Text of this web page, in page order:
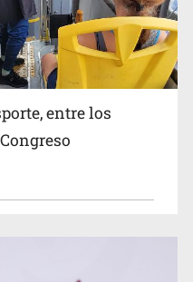
en el feminicidio de
entre los